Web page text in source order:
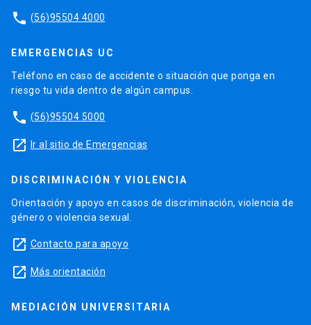
phone (56)95504 4000
EMERGENCIAS UC
Teléfono en caso de accidente o situación que ponga en
riesgo tu vida dentro de algún campus.
phone (56)95504 5000
launch Ir al sitio de Emergencias
DISCRIMINACIÓN Y VIOLENCIA
Orientación y apoyo en casos de discriminación, violencia de
género o violencia sexual.
launch Contacto para apoyo
launch Más orientación
MEDIACIÓN UNIVERSITARIA